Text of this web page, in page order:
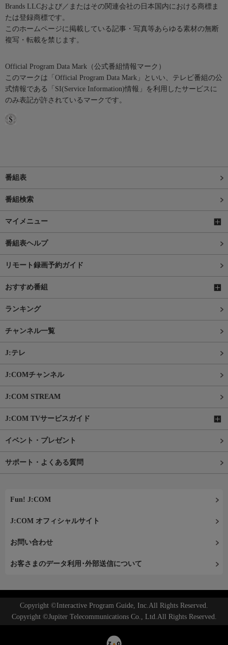
Brands LLCおよび／またはその関連会社の日本国内における商標ま
たは登録商標です。
このホームページに掲載している記事・写真等あらゆる素材の無断
複写・転載を禁じます。
Official Program Data Mark（公式番組情報マーク）
このマークは「Official Program Data Mark」といい、テレビ番組の公
式情報である「SI(Service Information)情報」を利用したサービスに
のみ表記が許されているマークです。
番組表
番組検索
マイメニュー
番組表ヘルプ
リモート録画予約ガイド
おすすめ番組
ランキング
チャンネル一覧
J:テレ
J:COMチャンネル
J:COM STREAM
J:COM TVサービスガイド
イベント・プレゼント
サポート・よくある質問
Fun! J:COM
J:COM オフィシャルサイト
お問い合わせ
お客さまのデータ利用･外部送信について
Copyright ©Interactive Program Guide, Inc.All Rights Reserved.
Copyright ©Jupiter Telecommunications Co., Ltd.All Rights Reserved.